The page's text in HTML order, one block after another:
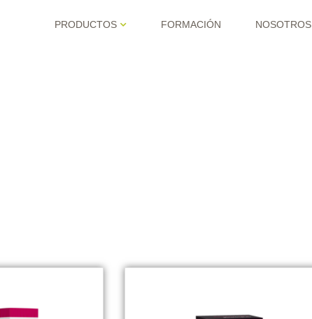
PRODUCTOS FORMACIÓN NOSOTROS